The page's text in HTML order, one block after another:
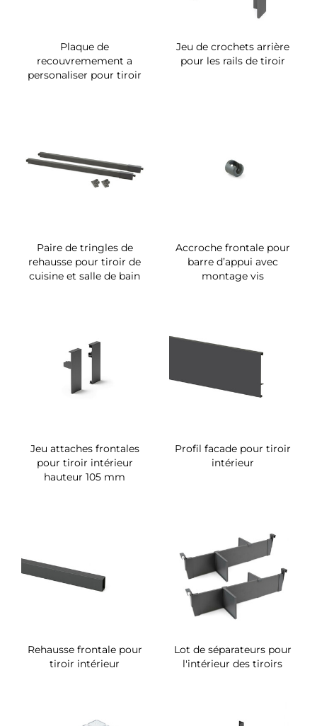
Plaque de
recouvremement a
personaliser pour tiroir
Jeu de crochets arrière
pour les rails de tiroir
Paire de tringles de
rehausse pour tiroir de
cuisine et salle de bain
Accroche frontale pour
barre d’appui avec
montage vis
Jeu attaches frontales
pour tiroir intérieur
hauteur 105 mm
Profil facade pour tiroir
intérieur
Rehausse frontale pour
tiroir intérieur
Lot de séparateurs pour
l'intérieur des tiroirs